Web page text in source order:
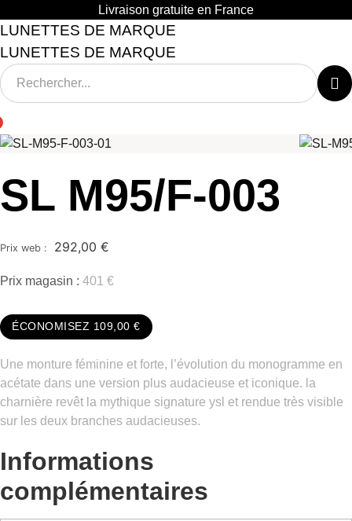
au
contenu
Livraison gratuite en France
LUNETTES DE MARQUE
LUNETTES DE MARQUE
SL M95/F-003
292,00 €
Prix magasin : 401 €
ÉCONOMISEZ 109,00 €
Une monture féminine et forte, l’évolution du monogramme en
acétate dans une version plus audacieuse et iconique. la
charnière revêt la mythique signature ysl et rendue très visible
sur les deux branches audacieuses.
Informations
complémentaires